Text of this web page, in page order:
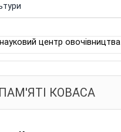
центр овочівництва
ПАМ'ЯТІ КОВА́СА